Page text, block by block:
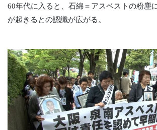
60年代に入ると、石綿＝アスベストの粉塵
が起きるとの認識が広がる。